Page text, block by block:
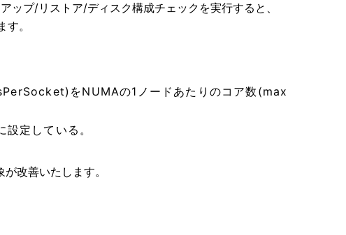
ップ/リストア/ディスク構成チェックを実行すると、
。
をNUMAの1ノードあたりのコア数(max
定している。
改善いたします。